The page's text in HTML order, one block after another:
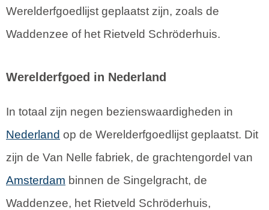
Werelderfgoedlijst geplaatst zijn, zoals de
Waddenzee of het Rietveld Schröderhuis.
Werelderfgoed in Nederland
In totaal zijn negen bezienswaardigheden in
Nederland op de Werelderfgoedlijst geplaatst. Dit
zijn de Van Nelle fabriek, de grachtengordel van
Amsterdam binnen de Singelgracht, de
Waddenzee, het Rietveld Schröderhuis,